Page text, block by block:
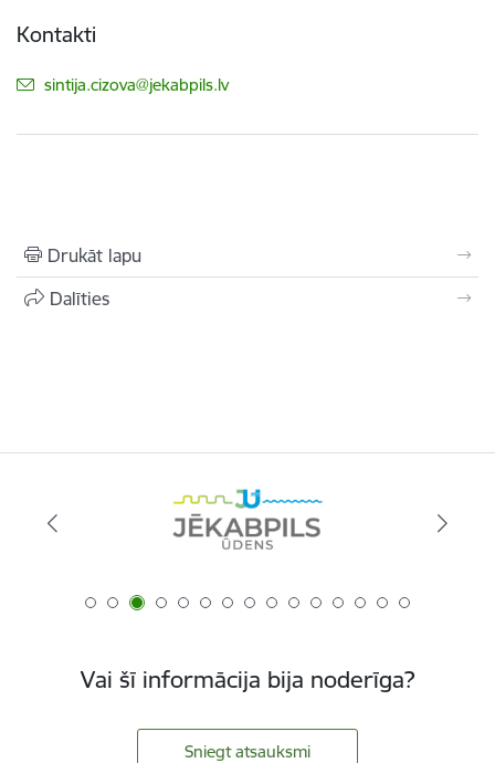
Kontakti
E-pasts:
sintija.cizova@jekabpils.lv
Drukāt lapu
Dalīties
Vai šī informācija bija noderīga?
Sniegt atsauksmi